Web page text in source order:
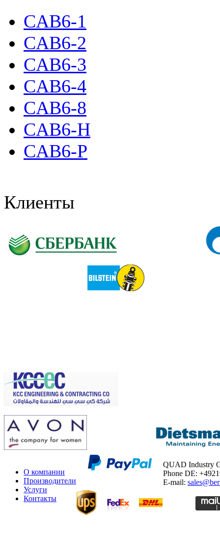
CAB6-1
CAB6-2
CAB6-3
CAB6-4
CAB6-8
CAB6-H
CAB6-P
Клиенты
О компании
Производители
Услуги
Контакты
QUAD Industry
Phone DE:
E-mail: